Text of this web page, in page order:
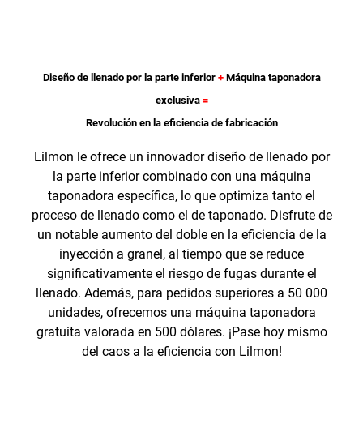
Diseño de llenado por la parte inferior +Máquina taponadora
exclusiva =
Revolución en la eficiencia de fabricación
Lilmon le ofrece un innovador diseño de llenado por
la parte inferior combinado con una máquina
taponadora específica, lo que optimiza tanto el
proceso de llenado como el de taponado. Disfrute de
un notable aumento del doble en la eficiencia de la
inyección a granel, al tiempo que se reduce
significativamente el riesgo de fugas durante el
llenado. Además, para pedidos superiores a 50 000
unidades, ofrecemos una máquina taponadora
gratuita valorada en 500 dólares. ¡Pase hoy mismo
del caos a la eficiencia con Lilmon!